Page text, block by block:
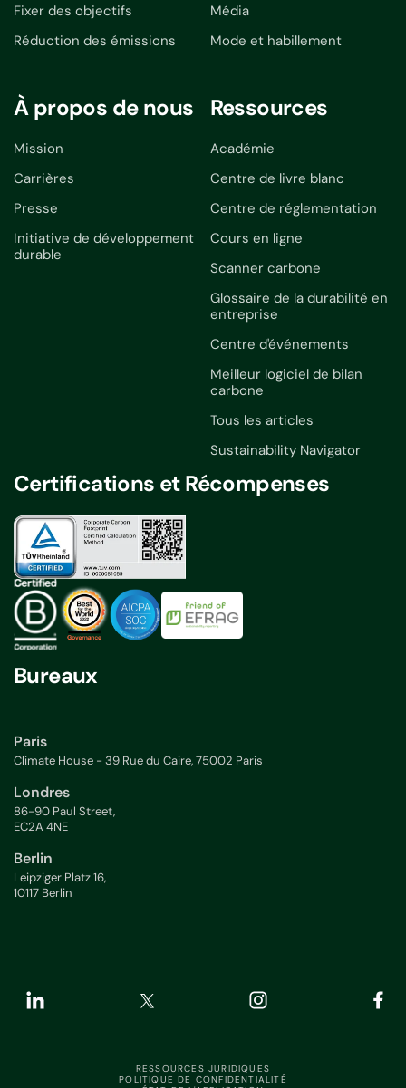
Fixer des objectifs
Réduction des émissions
Média
Mode et habillement
À propos de nous
Mission
Carrières
Presse
Initiative de développement
durable
Ressources
Académie
Centre de livre blanc
Centre de réglementation
Cours en ligne
Scanner carbone
Glossaire de la durabilité en
entreprise
Centre d'événements
Meilleur logiciel de bilan
carbone
Tous les articles
Sustainability Navigator
Certifications et Récompenses
Bureaux
Paris
Climate House - 39 Rue du Caire, 75002 Paris
Londres
86-90 Paul Street,
EC2A 4NE
Berlin
Leipziger Platz 16,
10117 Berlin
RESSOURCES JURIDIQUES
POLITIQUE DE CONFIDENTIALITÉ